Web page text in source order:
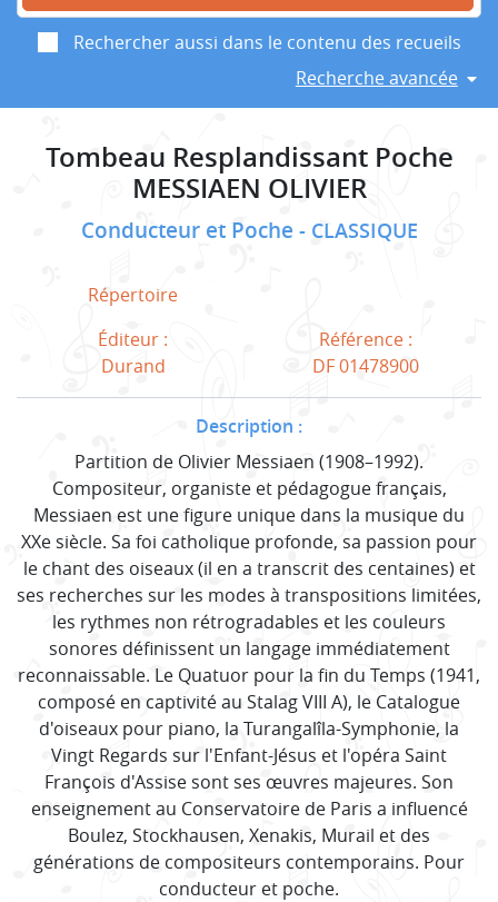
Rechercher aussi dans le contenu des recueils
Recherche avancée
Tombeau Resplandissant Poche
MESSIAEN OLIVIER
Conducteur et Poche CLASSIQUE
Répertoire
Éditeur :
Durand
Référence :
DF 01478900
Description :
Partition de Olivier Messiaen (1908–1992).
Compositeur, organiste et pédagogue français,
Messiaen est une figure unique dans la musique du
XXe siècle. Sa foi catholique profonde, sa passion pour
le chant des oiseaux (il en a transcrit des centaines) et
ses recherches sur les modes à transpositions limitées,
les rythmes non rétrogradables et les couleurs
sonores définissent un langage immédiatement
reconnaissable. Le Quatuor pour la fin du Temps (1941,
composé en captivité au Stalag VIII A), le Catalogue
d'oiseaux pour piano, la Turangalîla-Symphonie, la
Vingt Regards sur l'Enfant-Jésus et l'opéra Saint
François d'Assise sont ses œuvres majeures. Son
enseignement au Conservatoire de Paris a influencé
Boulez, Stockhausen, Xenakis, Murail et des
générations de compositeurs contemporains. Pour
conducteur et poche.